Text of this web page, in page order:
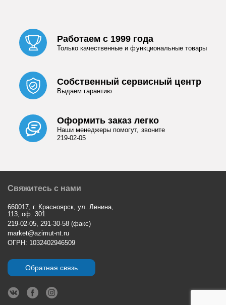
Работаем с 1999 года
Только качественные и функциональные товары
Собственный сервисный центр
Выдаем гарантию
Оформить заказ легко
Наши менеджеры помогут, звоните
219-02-05
Свяжитесь с нами
660017, г. Красноярск, ул. Ленина,
113, оф. 301
219-02-05, 291-30-58 (факс)
market@azimut-nt.ru
ОГРН: 1032402946509
Обратная связь